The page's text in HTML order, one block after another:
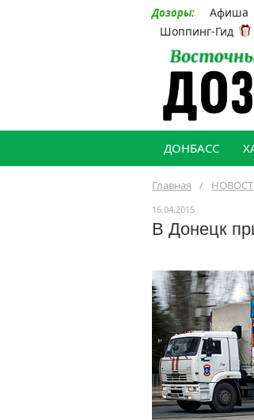
Дозоры: Афиша
Шоппинг-Гид
ДОНБАСС
Главная /
16.04.2015
В Донецк